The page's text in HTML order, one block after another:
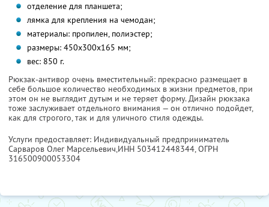
отделение для планшета;
лямка для крепления на чемодан;
материалы: пропилен, полиэстер;
размеры: 450х300х165 мм;
вес: 850 г.
Рюкзак-антивор очень вместительный: прекрасно размещает в
себе большое количество необходимых в жизни предметов, при
этом он не выглядит дутым и не теряет форму. Дизайн рюкзака
тоже заслуживает отдельного внимания — он отлично подойдет,
как для строгого, так и для уличного стиля одежды.
Услуги предоставляет: Индивидуальный предприниматель
Сарваров Олег Марсельевич,ИНН 503412448344, ОГРН
316500900053304